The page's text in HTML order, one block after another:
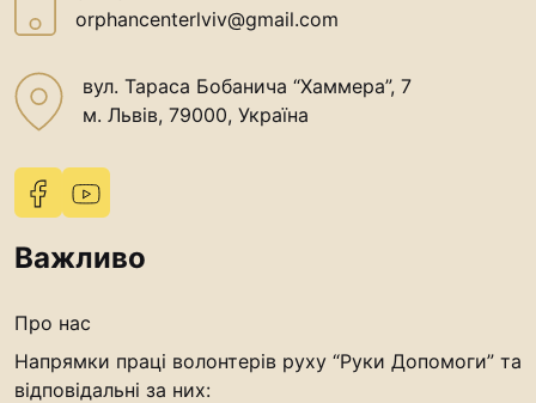
orphancenterlviv@gmail.com
вул. Тараса Бобанича “Хаммера”, 7
м. Львів, 79000, Україна
Важливо
Про нас
Напрямки праці волонтерів руху “Руки Допомоги” та
відповідальні за них: